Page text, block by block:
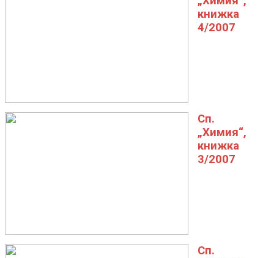
книжка
4/2007
Сп.
„Химия“,
книжка
3/2007
Сп.